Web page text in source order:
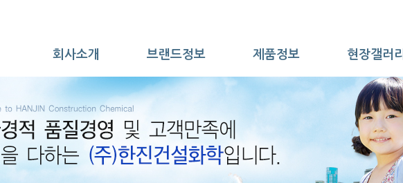
회사소개 브랜드정보 제품정보 현장갤러리